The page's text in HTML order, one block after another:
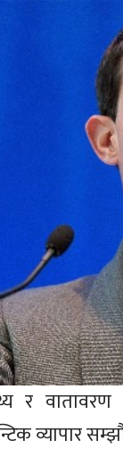
र वातावरण
व्यापार